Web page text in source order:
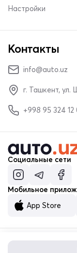
Настройки
Контакты
info@auto.uz
г. Ташкент, ул.
+998 95 324 12
Социальные сети
Мобильное
App Store